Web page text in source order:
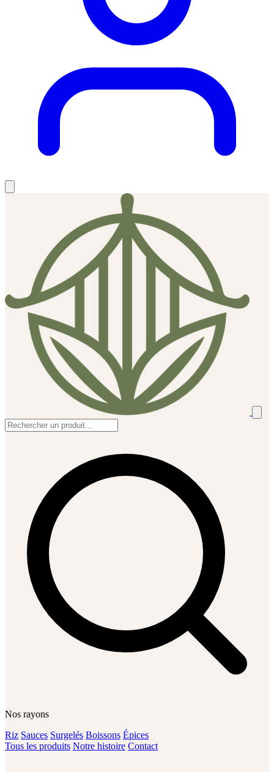
Nos rayons
Riz Sauces Surgelés Boissons Épices
Tous les produits Notre histoire Contact